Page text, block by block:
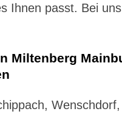
Ihnen passt. Bei
Miltenberg